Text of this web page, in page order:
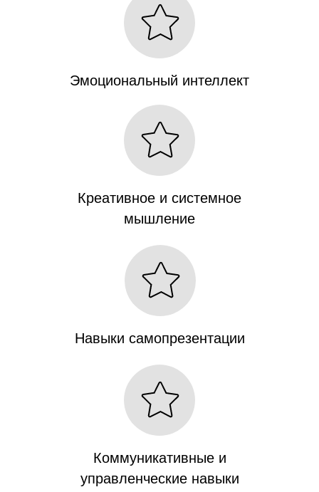
Эмоциональный интеллект
Креативное и системное
мышление
Навыки самопрезентации
Коммуникативные и
управленческие навыки